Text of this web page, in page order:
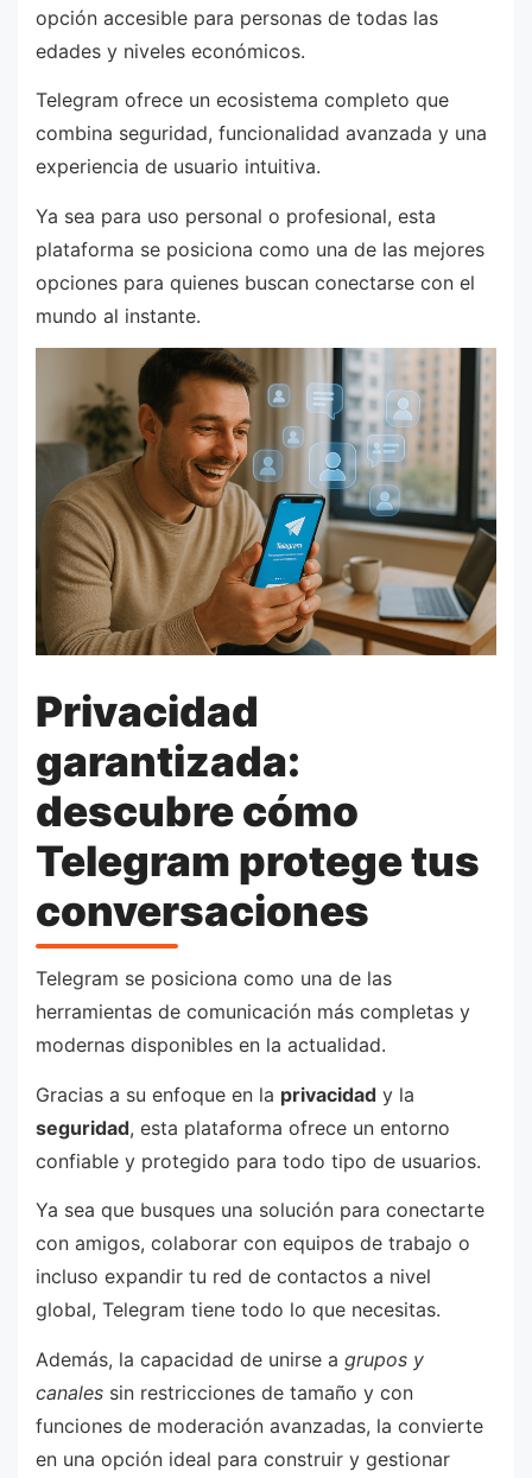
opción accesible para personas de todas las
edades y niveles económicos.
Telegram ofrece un ecosistema completo que
combina seguridad, funcionalidad avanzada y una
experiencia de usuario intuitiva.
Ya sea para uso personal o profesional, esta
plataforma se posiciona como una de las mejores
opciones para quienes buscan conectarse con el
mundo al instante.
Privacidad
garantizada:
descubre cómo
Telegram protege tus
conversaciones
Telegram se posiciona como una de las
herramientas de comunicación más completas y
modernas disponibles en la actualidad.
Gracias a su enfoque en la privacidad y la
seguridad, esta plataforma ofrece un entorno
confiable y protegido para todo tipo de usuarios.
Ya sea que busques una solución para conectarte
con amigos, colaborar con equipos de trabajo o
incluso expandir tu red de contactos a nivel
global, Telegram tiene todo lo que necesitas.
Además, la capacidad de unirse a grupos y
canales sin restricciones de tamaño y con
funciones de moderación avanzadas, la convierte
en una opción ideal para construir y gestionar